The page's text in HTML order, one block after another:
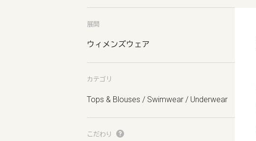
展開
ウィメンズウェア
カテゴリ
Tops & Blouses / Swimwear / Underwear
こだわり